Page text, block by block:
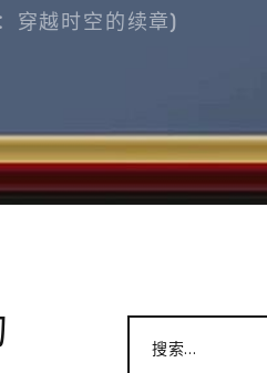
穿越时空的续章)
搜索...